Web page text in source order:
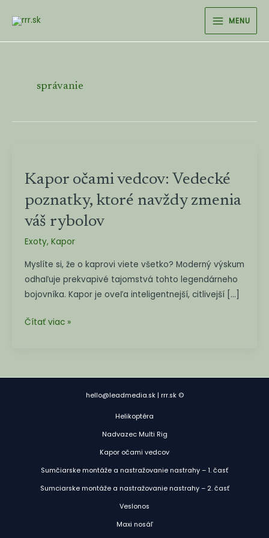
MAIN
MENU
MENU
správanie
Kapor očami vedcov: Vedecké
poznatky, ktoré navždy zmenia
váš rybolov
Exoty, Kapor
Myslíte si, že o kaprovi viete všetko? Moderný výskum
odhaľuje prekvapivé tajomstvá tohto legendárneho
bojovníka. Kapor je oveľa inteligentnejší, citlivejší […]
vedcov:
poznatky,
ktoré
navždy
váš
rybolov
Čítať viac »
hello@leadmedia.sk | rrr.sk ©
Helikoptéra
Nadvazec Multi Rig
Kapor očami vedcov
Sumčiarske montáže a nastražovanie nastrahy – 1. časť
Sumciarske montáže a nastražovanie nastrahy – 2. časť
Veslonos
Maxi nosáľ